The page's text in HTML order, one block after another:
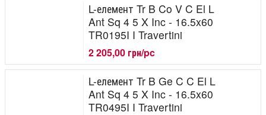
L-елемент Tr B Co V C El L
Ant Sq 4 5 X Inc - 16.5x60
TR0195I I Travertini
2 205,00 грн/pc
L-елемент Tr B Ge C C El L
Ant Sq 4 5 X Inc - 16.5x60
TR0495I I Travertini